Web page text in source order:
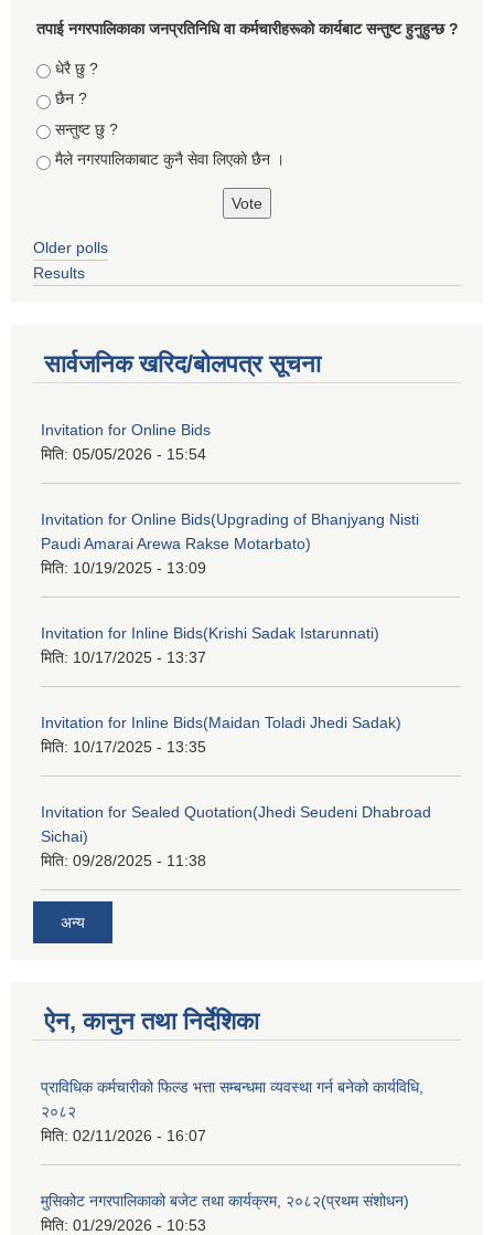
तपा‌ई नगरपालिकाका जनप्रतिनिधि वा कर्मचारीहरूकाे कार्यबाट सन्तुष्ट हुनुहुन्छ ?
Choices
धेरै छु ?
छैन ?
सन्तुष्ट छु ?
मैले नगरपालिकाबाट कुनै सेवा लिएकाे छैन ।
Older polls
Results
सार्वजनिक खरिद/बोलपत्र सूचना
Invitation for Online Bids
मिति: 05/05/2026 - 15:54
Invitation for Online Bids(Upgrading of Bhanjyang Nisti
Paudi Amarai Arewa Rakse Motarbato)
मिति: 10/19/2025 - 13:09
Invitation for Inline Bids(Krishi Sadak Istarunnati)
मिति: 10/17/2025 - 13:37
Invitation for Inline Bids(Maidan Toladi Jhedi Sadak)
मिति: 10/17/2025 - 13:35
Invitation for Sealed Quotation(Jhedi Seudeni Dhabroad
Sichai)
मिति: 09/28/2025 - 11:38
अन्य
ऐन, कानुन तथा निर्देशिका
प्राविधिक कर्मचारीको फिल्ड भत्ता सम्बन्धमा व्यवस्था गर्न बनेको कार्यविधि,
२०८२
मिति: 02/11/2026 - 16:07
मुसिकोट नगरपालिकाको बजेट तथा कार्यक्रम, २०८२(प्रथम संशोधन)
मिति: 01/29/2026 - 10:53